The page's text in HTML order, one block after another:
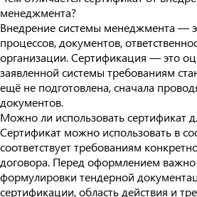
менеджмента?
Внедрение системы менеджмента —
процессов, документов,
организации. Сертификация — это
заявленной системы требованиям
ещё не подготовлена, сначала
документов.
Можно ли использовать сертификат
Сертификат можно использовать в
соответствует требованиям
договора. Перед оформлением
формулировки тендерной
сертификации, область действия и